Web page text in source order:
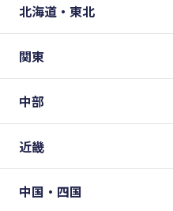
北海道・東北
関東
中部
近畿
中国・四国